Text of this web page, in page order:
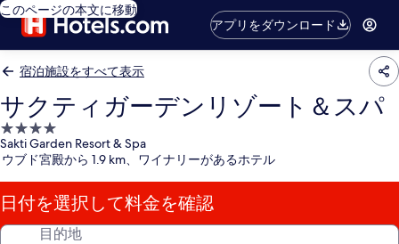
このページの本文に移動
アプリをダウンロード
宿泊施設をすべて表示
サクティガーデンリゾート＆スパ
4.0
つ
星
宿
泊
施
Sakti Garden Resort & Spa
ウブド宮殿から 1.9 km、ワイナリーがあるホテル
日付を選択して料金を確認
目的地